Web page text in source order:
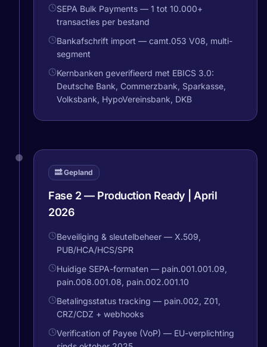
SEPA Bulk Payments — 1 tot 10.000+
transacties per bestand
Bankafschrift import — camt.053 V08, multi-
segment
Kernbanken geverifieerd met EBICS 3.0:
Deutsche Bank, Commerzbank, Sparkasse,
Volksbank, HypoVereinsbank, DKB
🔜 Gepland
Fase 2 — Production Ready | April
2026
Beveiliging & sleutelbeheer — X.509,
PUB/HCA/HCS/SPR
Huidige SEPA-formaten — pain.001.001.09,
pain.008.001.08, pain.002.001.10
Betalingsstatus tracking — pain.002, Z01,
CRZ/CDZ + webhooks
Verification of Payee (VoP) — EU-verplichting